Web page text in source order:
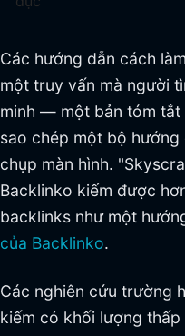
Các hướng dẫn cách
một truy vấn mà người
minh — một bản tóm
sao chép một bộ
chụp màn hình.
Backlinko kiếm được
backlinks như một
của Backlinko.
Các nghiên cứu trường
kiếm có khối lượng